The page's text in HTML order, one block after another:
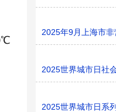
2025年9月上海市
2025世界城市日社
2025世界城市日系